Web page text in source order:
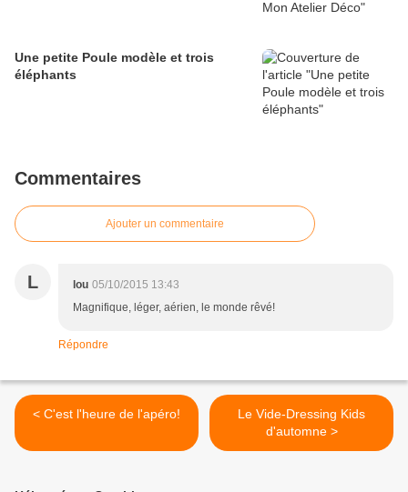
Une petite Poule modèle et trois
éléphants
Commentaires
Ajouter un commentaire
L lou 05/10/2015 13:43
Magnifique, léger, aérien, le monde rêvé!
Répondre
< C'est l'heure de l'apéro!
Le Vide-Dressing Kids
d'automne >